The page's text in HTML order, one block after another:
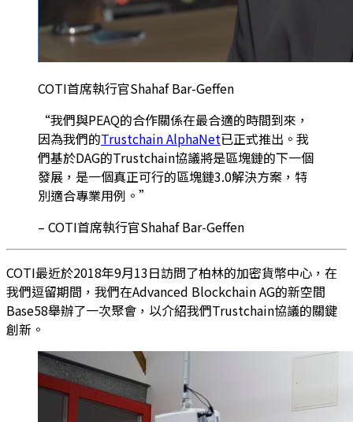
COTI首席執行官Shahaf Bar-Geffen
“我們與PEAQ的合作關係在最合適的時間到來，
因為我們的Trustchain AlphaNet已正式推出。我
們基於DAG的Trustchain協議將是區塊鏈的下一個
發展，是一個真正可行的區塊鏈3.0解決方案，特
別適合專業用例。”
– COTI首席執行官Shahaf Bar-Geffen
COTI最近於2018年9月13日訪問了柏林的加密貨幣中心，在
我們逗留期間，我們在Advanced Blockchain AG的新空間
Base58舉辦了一次聚會，以介紹我們Trustchain協議的關鍵
創新。